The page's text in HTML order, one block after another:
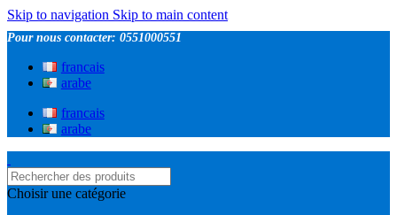
Skip to navigation Skip to main content
Pour nous contacter: 0551000551
francais
arabe
francais
arabe
Choisir une catégorie